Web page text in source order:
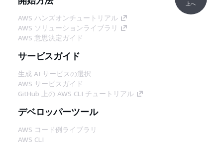
AWS ハンズオンチュートリアル
AWS ソリューションライブラリ
AWS 意思決定ガイド
サービスガイド
生成 AI サービスの選択
AWS サービスガイド
GitHub 上の AWS CLI チュートリアル
デベロッパーツール
AWS コード例ライブラリ
AWS CLI
上へ